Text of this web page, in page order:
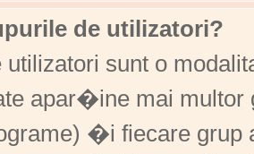
de utilizatori?
utilizatori sunt o
apar�ine mai
�i fiecare grup